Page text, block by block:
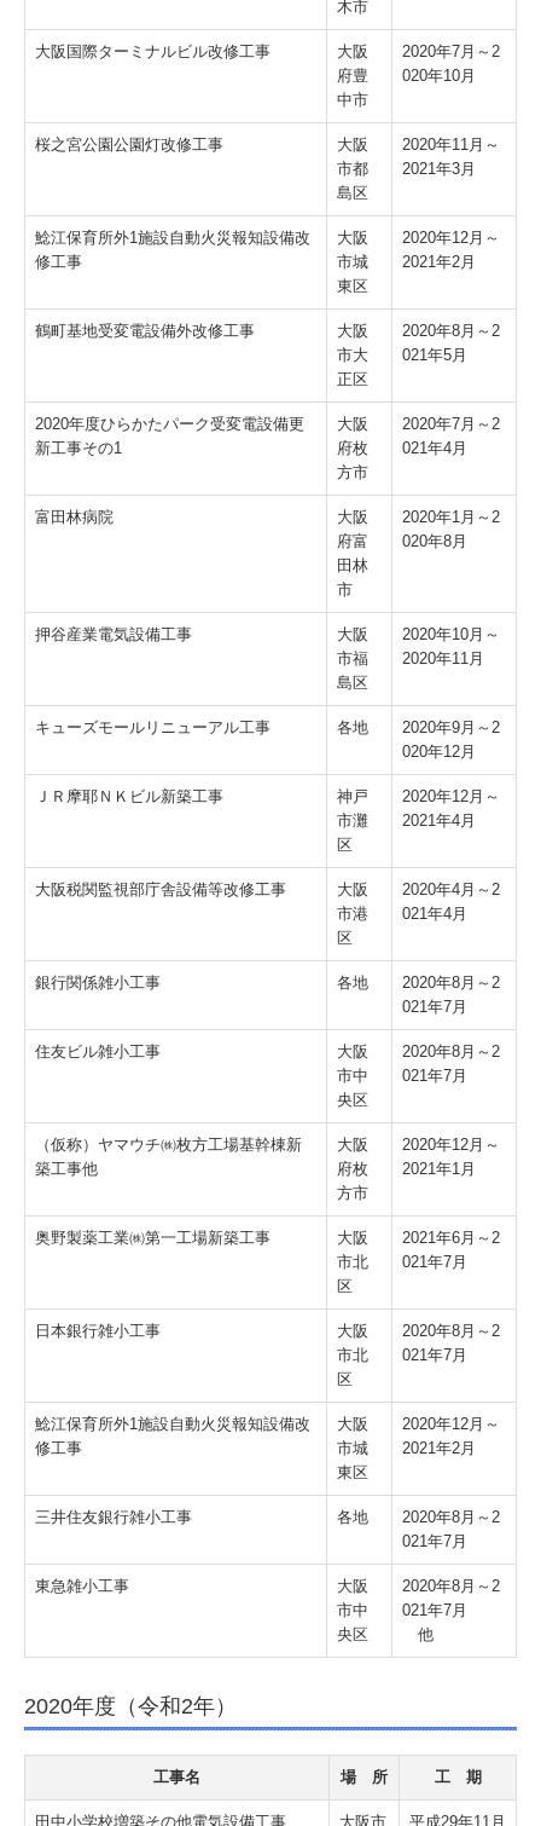
木市
大阪国際ターミナルビル改修工事
大阪
府豊
中市
2020年7月～2
020年10月
桜之宮公園公園灯改修工事
大阪
市都
島区
2020年11月～
2021年3月
鯰江保育所外1施設自動火災報知設備改
修工事
大阪
市城
東区
2020年12月～
2021年2月
鶴町基地受変電設備外改修工事
大阪
市大
正区
2020年8月～2
021年5月
2020年度ひらかたパーク受変電設備更
新工事その1
大阪
府枚
方市
2020年7月～2
021年4月
富田林病院
大阪
府富
田林
市
2020年1月～2
020年8月
押谷産業電気設備工事
大阪
市福
島区
2020年10月～
2020年11月
キューズモールリニューアル工事 各地
2020年9月～2
020年12月
ＪＲ摩耶ＮＫビル新築工事
神戸
市灘
区
2020年12月～
2021年4月
大阪税関監視部庁舎設備等改修工事
大阪
市港
区
2020年4月～2
021年4月
銀行関係雑小工事 各地
2020年8月～2
021年7月
住友ビル雑小工事
大阪
市中
央区
2020年8月～2
021年7月
（仮称）ヤマウチ㈱枚方工場基幹棟新
築工事他
大阪
府枚
方市
2020年12月～
2021年1月
奥野製薬工業㈱第一工場新築工事
大阪
市北
区
2021年6月～2
021年7月
日本銀行雑小工事
大阪
市北
区
2020年8月～2
021年7月
鯰江保育所外1施設自動火災報知設備改
修工事
大阪
市城
東区
2020年12月～
2021年2月
三井住友銀行雑小工事 各地
2020年8月～2
021年7月
東急雑小工事
大阪
市中
央区
2020年8月～2
021年7月
他
2020年度（令和2年）
工事名 場 所 工 期
田中小学校増築その他電気設備工事 大阪市 平成29年11月